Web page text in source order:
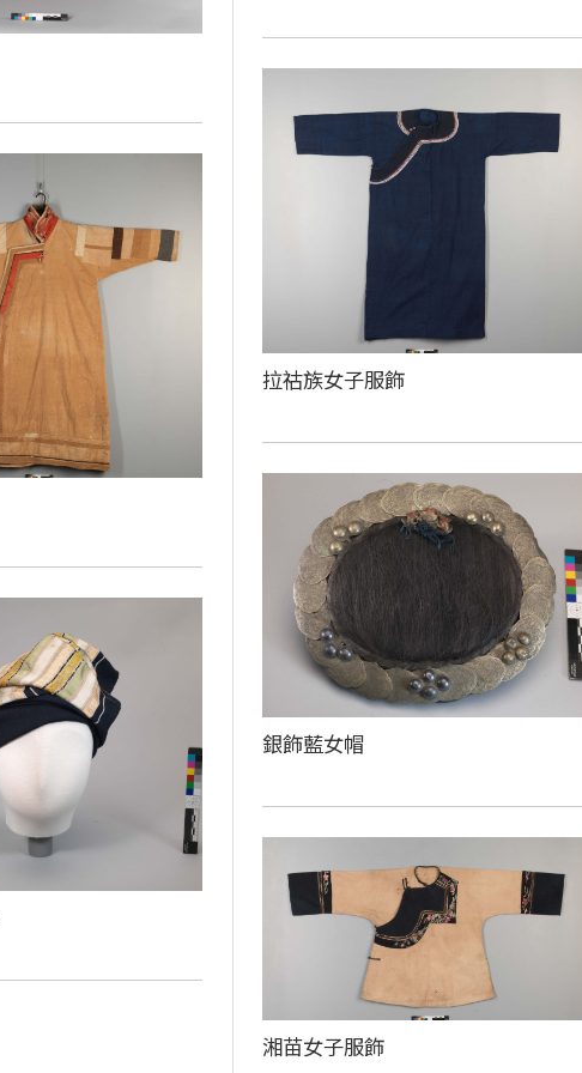
拉祜族女子服飾
銀飾藍女帽
湘苗女子服飾